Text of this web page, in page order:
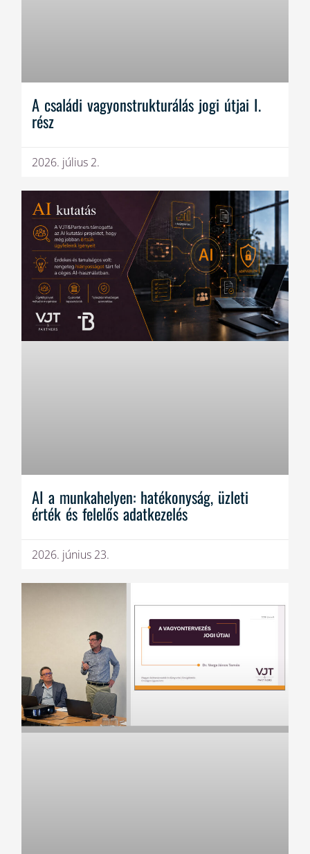
A családi vagyonstrukturálás jogi útjai I.
rész
2026. július 2.
AI a munkahelyen: hatékonyság, üzleti
érték és felelős adatkezelés
2026. június 23.